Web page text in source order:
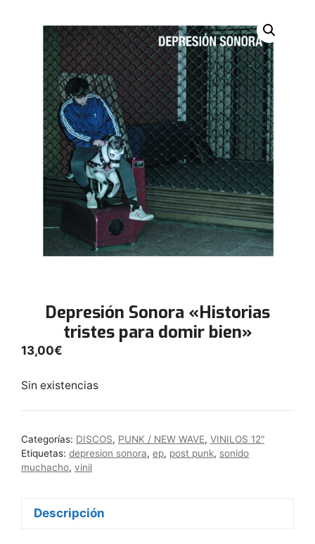
Depresión Sonora «Historias
tristes para domir bien»
13,00€
Sin existencias
Categorías: DISCOS, PUNK / NEW WAVE, VINILOS 12"
Etiquetas: depresion sonora, ep, post punk, sonido
muchacho, vinil
Descripción